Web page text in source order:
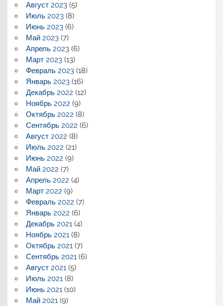
Август 2023(5)
Июль 2023(8)
Июнь 2023(6)
Май 2023(7)
Апрель 2023(6)
Март 2023(13)
Февраль 2023(18)
Январь 2023(16)
Декабрь 2022 (12)
Ноябрь 2022 (9)
Октябрь 2022 (8)
Сентябрь 2022 (6)
Август 2022 (8)
Июль 2022 (21)
Июнь 2022 (9)
Май 2022 (7)
Апрель 2022 (4)
Март 2022 (9)
Февраль 2022 (7)
Январь 2022 (6)
Декабрь 2021(4)
Ноябрь 2021(8)
Октябрь 2021(7)
Сентябрь 2021(6)
Август 2021(5)
Июль 2021(8)
Июнь 2021(10)
Май 2021(9)